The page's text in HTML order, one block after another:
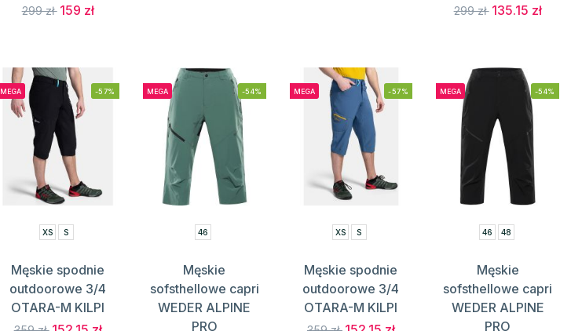
299 zł 159 zł 299 zł 135.15 zł
MEGA -57%
XS S
Męskie spodnie
outdoorowe 3/4
OTARA-M KILPI
MEGA -54%
46
Męskie
sofsthellowe capri
WEDER ALPINE
PRO
MEGA -57%
XS S
Męskie spodnie
outdoorowe 3/4
OTARA-M KILPI
MEGA -54%
46 48
Męskie
sofsthellowe capri
WEDER ALPINE
PRO